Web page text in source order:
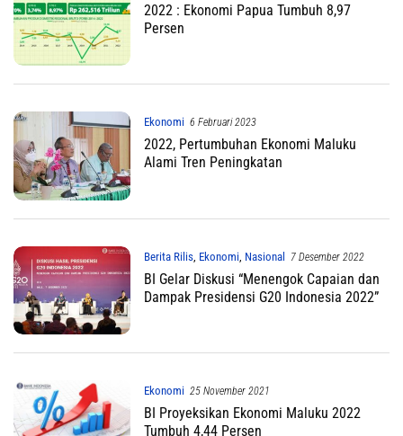
2022 : Ekonomi Papua Tumbuh 8,97
Persen
Ekonomi 6 Februari 2023
2022, Pertumbuhan Ekonomi Maluku
Alami Tren Peningkatan
Berita Rilis, Ekonomi Nasional 7 Desember 2022
BI Gelar Diskusi “Menengok Capaian dan
Dampak Presidensi G20 Indonesia 2022”
Ekonomi 25 November 2021
BI Proyeksikan Ekonomi Maluku 2022
Tumbuh 4,44 Persen